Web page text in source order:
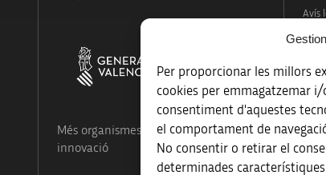
Per proporcionar les millors
cookies per emmagatzemar
consentiment d'aquestes
el comportament de
No consentir o retirar el
determinades característiques
Més organismes de suport a la
innovació
Avís